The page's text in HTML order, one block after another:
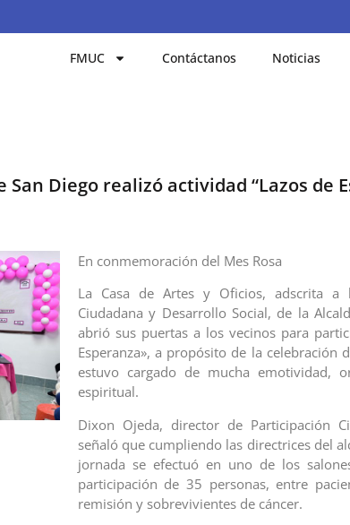
FMUC Contáctanos Noticias
San Diego realizó actividad “Lazos de
En conmemoración del Mes Rosa
La Casa de Artes y Oficios, adscrita a
Ciudadana y Desarrollo Social, de la
abrió sus puertas a los vecinos para
Esperanza», a propósito de la celebración
estuvo cargado de mucha emotividad,
espiritual.
Dixon Ojeda, director de Participación
señaló que cumpliendo las directrices del
jornada se efectuó en uno de los
participación de 35 personas, entre
remisión y sobrevivientes de cáncer.